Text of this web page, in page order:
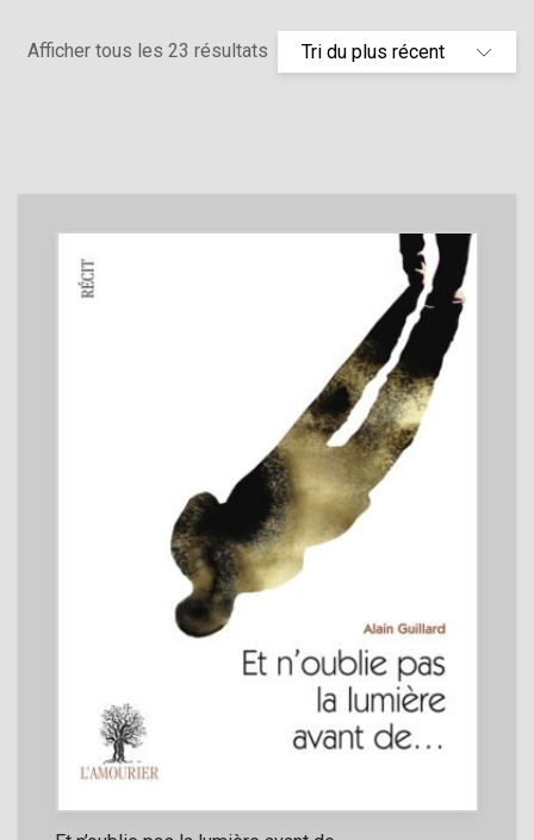
Afficher tous les 23 résultats